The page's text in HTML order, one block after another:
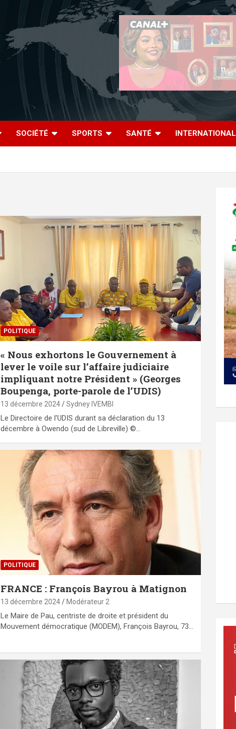
SOCIÉTÉ SPORTS SANTÉ INTERNATIONAL
POLITIQUE
« Nous exhortons le Gouvernement à
lever le voile sur l’affaire judiciaire
impliquant notre Président » (Georges
Boupenga, porte-parole de l’UDIS)
13 décembre 2024 Sydney IVEMBI
Le Directoire de l’UDIS durant sa déclaration du 13
décembre à Owendo (sud de Libreville) ©…
POLITIQUE
FRANCE : François Bayrou à Matignon
13 décembre 2024 Modérateur 2
Le Maire de Pau, centriste de droite et président du
Mouvement démocratique (MODEM), François Bayrou, 73…